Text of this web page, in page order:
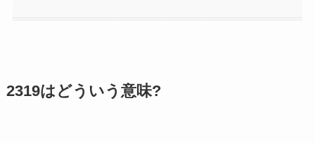
2319はどういう意味?